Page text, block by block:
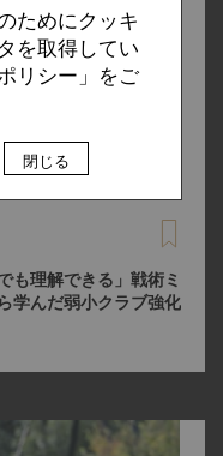
も理解できる」戦術ミ
学んだ弱小クラブ強化
ためにクッキ
を取得してい
リシー」をご
閉じる